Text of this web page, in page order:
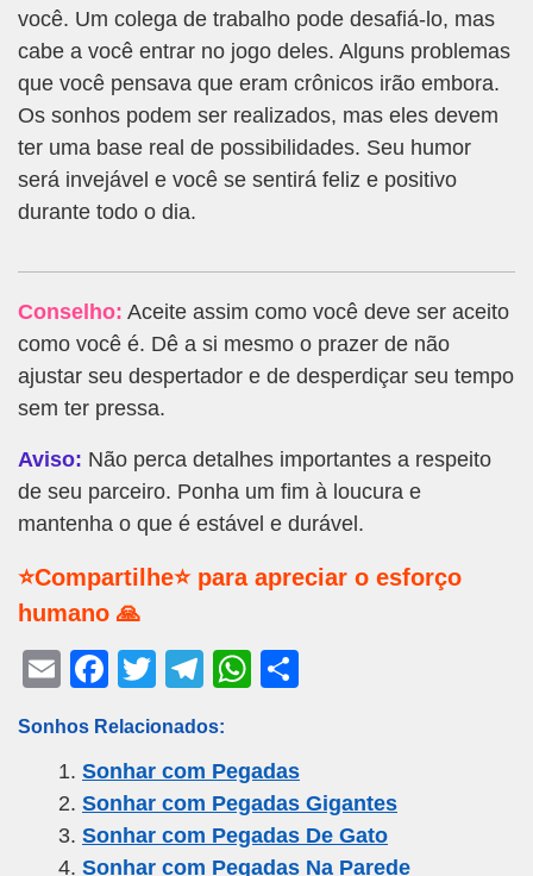
você. Um colega de trabalho pode desafiá-lo, mas
cabe a você entrar no jogo deles. Alguns problemas
que você pensava que eram crônicos irão embora.
Os sonhos podem ser realizados, mas eles devem
ter uma base real de possibilidades. Seu humor
será invejável e você se sentirá feliz e positivo
durante todo o dia.
Conselho: Aceite assim como você deve ser aceito
como você é. Dê a si mesmo o prazer de não
ajustar seu despertador e de desperdiçar seu tempo
sem ter pressa.
Aviso: Não perca detalhes importantes a respeito
de seu parceiro. Ponha um fim à loucura e
mantenha o que é estável e durável.
⭐Compartilhe⭐ para apreciar o esforço
humano 🙏
E
ail
F
c
e
b
o
T
tt
er
T
e
gr
a
m
W
s
A
p
e
Sonhos Relacionados:
Sonhar com Pegadas
Sonhar com Pegadas Gigantes
Sonhar com Pegadas De Gato
Sonhar com Pegadas Na Parede